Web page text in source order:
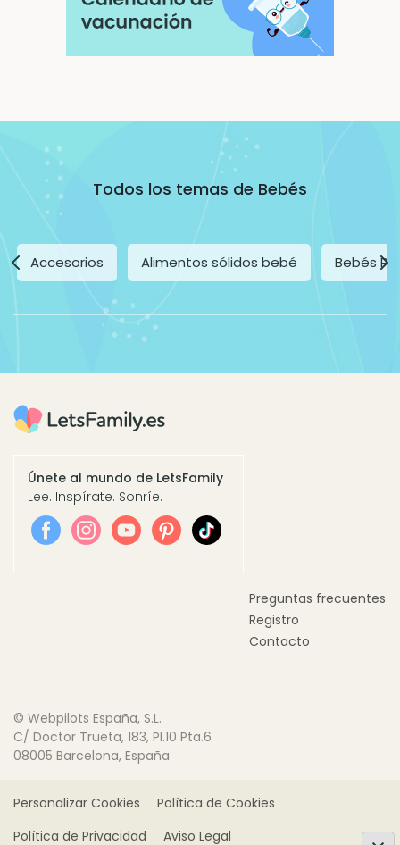
Todos los temas de Bebés
Accesorios Alimentos sólidos bebé Bebés
Únete al mundo de LetsFamily
Lee. Inspírate. Sonríe.
Preguntas frecuentes
Registro
Contacto
© Webpilots España, S.L.
C/ Doctor Trueta, 183, Pl.10 Pta.6
08005 Barcelona, España
Personalizar Cookies
Política de Cookies
Política de Privacidad
Aviso Legal